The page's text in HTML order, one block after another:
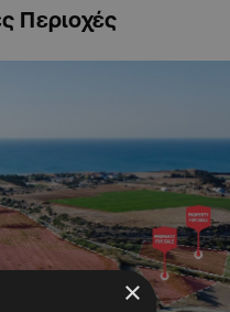
Περιοχές
×